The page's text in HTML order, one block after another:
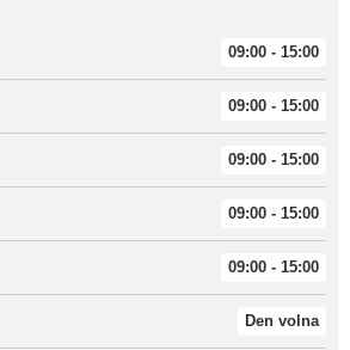
09:00 - 15:00
09:00 - 15:00
09:00 - 15:00
09:00 - 15:00
09:00 - 15:00
Den volna